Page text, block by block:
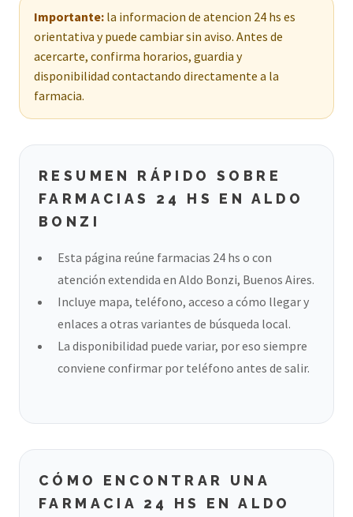
Importante:la informacion de atencion 24 hs es
orientativa y puede cambiar sin aviso. Antes de
acercarte, confirma horarios, guardia y
disponibilidad contactando directamente a la
farmacia.
RESUMEN RÁPIDO SOBRE
FARMACIAS 24 HS EN ALDO
BONZI
Esta página reúne farmacias 24 hs o con
atención extendida en Aldo Bonzi, Buenos Aires.
Incluye mapa, teléfono, acceso a cómo llegar y
enlaces a otras variantes de búsqueda local.
La disponibilidad puede variar, por eso siempre
conviene confirmar por teléfono antes de salir.
CÓMO ENCONTRAR UNA
FARMACIA 24 HS EN ALDO